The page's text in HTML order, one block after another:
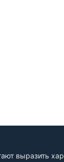
выразить